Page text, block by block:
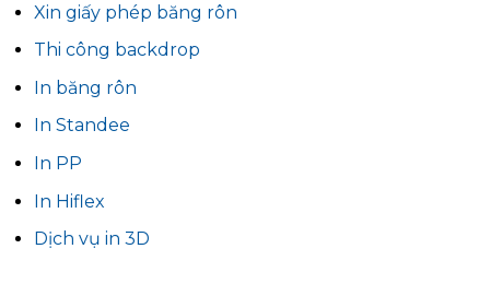
Xin giấy phép băng rôn
Thi công backdrop
In băng rôn
In Standee
In PP
In Hiflex
Dịch vụ in 3D